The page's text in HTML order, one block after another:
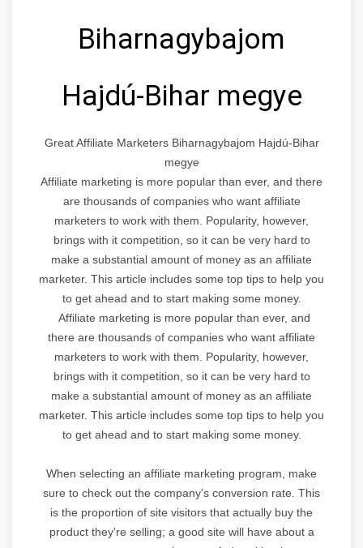
Biharnagybajom
Hajdú-Bihar megye
Great Affiliate Marketers Biharnagybajom Hajdú-Bihar
megye
Affiliate marketing is more popular than ever, and there
are thousands of companies who want affiliate
marketers to work with them. Popularity, however,
brings with it competition, so it can be very hard to
make a substantial amount of money as an affiliate
marketer. This article includes some top tips to help you
to get ahead and to start making some money.
Affiliate marketing is more popular than ever, and
there are thousands of companies who want affiliate
marketers to work with them. Popularity, however,
brings with it competition, so it can be very hard to
make a substantial amount of money as an affiliate
marketer. This article includes some top tips to help you
to get ahead and to start making some money.
When selecting an affiliate marketing program, make
sure to check out the company's conversion rate. This
is the proportion of site visitors that actually buy the
product they're selling; a good site will have about a